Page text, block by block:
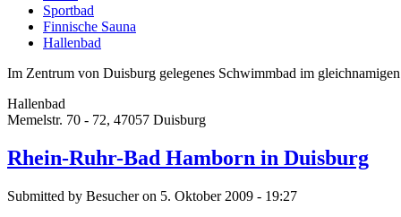
Sportbad
Finnische Sauna
Hallenbad
Im Zentrum von Duisburg gelegenes Schwimmbad im
Hallenbad
Memelstr. 70 - 72, 47057 Duisburg
Rhein-Ruhr-Bad Hamborn in Duisburg
Submitted by Besucher on 5. Oktober 2009 - 19:27